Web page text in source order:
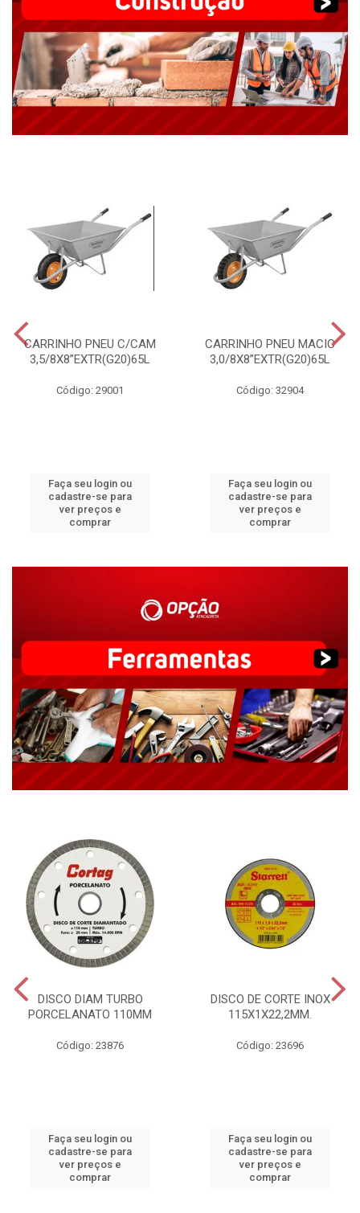
CARRINHO PNEU C/CAM
3,5/8X8”EXTR(G20)65L
Código: 29001
Faça seu login ou
cadastre-se para
ver preços e
comprar
CARRINHO PNEU MACIC
3,0/8X8”EXTR(G20)65L
Código: 32904
Faça seu login ou
cadastre-se para
ver preços e
comprar
DISCO DIAM TURBO
PORCELANATO 110MM
Código: 23876
Faça seu login ou
cadastre-se para
ver preços e
comprar
DISCO DE CORTE INOX
115X1X22,2MM.
Código: 23696
Faça seu login ou
cadastre-se para
ver preços e
comprar